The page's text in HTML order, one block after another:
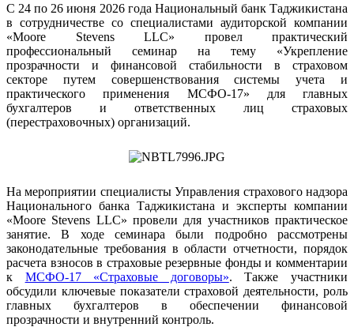
С 24 по 26 июня 2026 года Национальный банк Таджикистана
в сотрудничестве со специалистами аудиторской компании
«Moore Stevens LLC» провел практический
профессиональный семинар на тему «Укрепление
прозрачности и финансовой стабильности в страховом
секторе путем совершенствования системы учета и
практического применения МСФО-17» для главных
бухгалтеров и ответственных лиц страховых
(перестраховочных) организаций.
На мероприятии специалисты Управления страхового надзора
Национального банка Таджикистана и эксперты компании
«Moore Stevens LLC» провели для участников практическое
занятие. В ходе семинара были подробно рассмотрены
законодательные требования в области отчетности, порядок
расчета взносов в страховые резервные фонды и комментарии
к МСФО-17 «Страховые договоры». Также участники
обсудили ключевые показатели страховой деятельности, роль
главных бухгалтеров в обеспечении финансовой
прозрачности и внутренний контроль.